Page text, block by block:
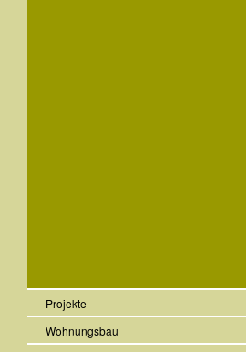
Projekte
Wohnungsbau